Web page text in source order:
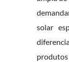
solar